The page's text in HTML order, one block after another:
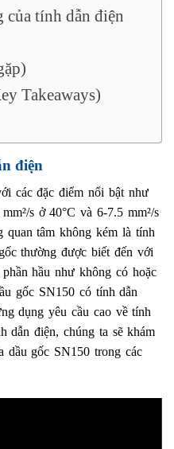
của tính dẫn điện
Takeaways)
điện
các đặc điểm nổi bật như
s ở 40°C và 6-7.5 mm²/s
quan tâm không kém là tính
thường được biết đến với
hầu như không có hoặc
gốc SN150 có tính dẫn
dụng yêu cầu cao về tính
dẫn điện, chúng ta sẽ khám
dầu gốc SN150 trong các